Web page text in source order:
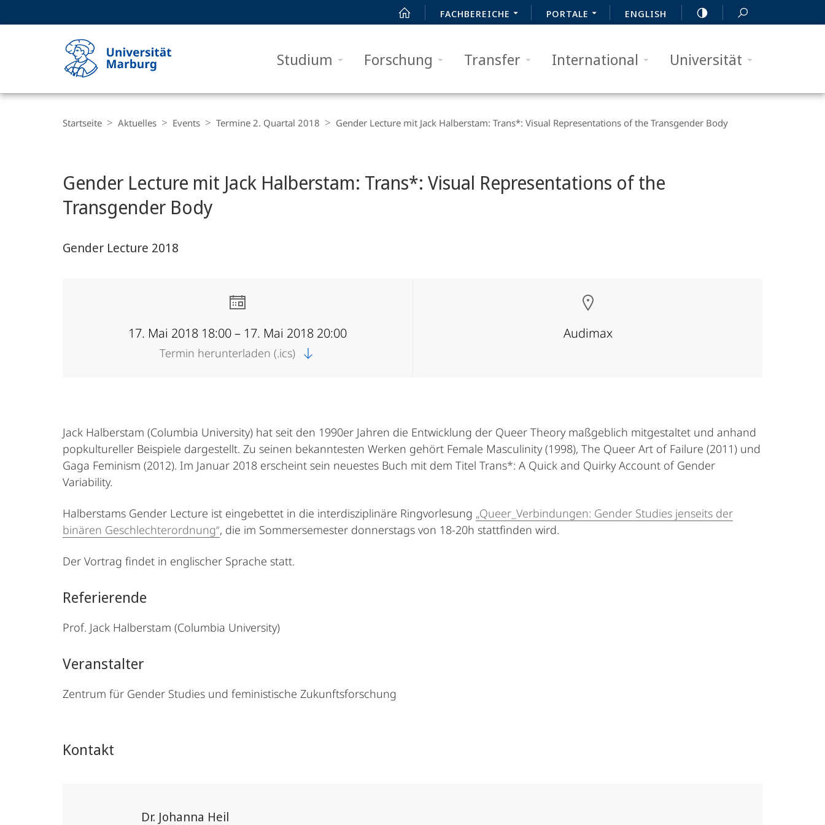
FACHBEREICHE PORTALE ENGLISH
Studium Forschung Transfer International Universität
Philipps-
Marburg
Navigation
Startseite Aktuelles Events Termine 2. Quartal 2018 Gender Lecture mit Jack Halberstam: Trans*: Visual Representations of the Transgender Body
Gender Lecture mit Jack Halberstam: Trans*: Visual Representations of the
Transgender Body
Gender Lecture 2018
17. Mai 2018 18:00 – 17. Mai 2018 20:00
Termin herunterladen (.ics)
Audimax
Jack Halberstam (Columbia University) hat seit den 1990er Jahren die Entwicklung der Queer Theory maßgeblich mitgestaltet und anhand
popkultureller Beispiele dargestellt. Zu seinen bekanntesten Werken gehört Female Masculinity (1998), The Queer Art of Failure (2011) und
Gaga Feminism (2012). Im Januar 2018 erscheint sein neuestes Buch mit dem Titel Trans*: A Quick and Quirky Account of Gender
Variability.
Halberstams Gender Lecture ist eingebettet in die interdisziplinäre Ringvorlesung „Queer_Verbindungen: Gender Studies jenseits der
binären Geschlechterordnung“, die im Sommersemester donnerstags von 18-20h stattfinden wird.
Der Vortrag findet in englischer Sprache statt.
Referierende
Prof. Jack Halberstam (Columbia University)
Veranstalter
Zentrum für Gender Studies und feministische Zukunftsforschung
Kontakt
Dr. Johanna Heil